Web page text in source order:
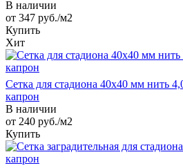
В наличии
от 347 руб./м2
Купить
Хит
Сетка для стадиона 40х40 мм нить
капрон
В наличии
от 240 руб./м2
Купить